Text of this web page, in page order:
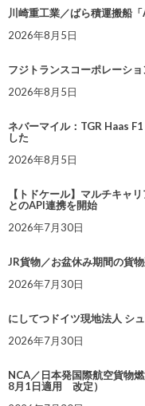
川崎重工業／ばら積運搬船
2026年8月5日
フジトランスコーポレーシ
2026年8月5日
ネバーマイル：TGR Haas
した
2026年8月5日
【トドケール】マルチキャ
とのAPI連携を開始
2026年7月30日
JR貨物／お盆休み期間の貨
2026年7月30日
にしてつドイツ現地法人 シ
2026年7月30日
NCA／日本発国際航空貨物
8月1日適用 改定）